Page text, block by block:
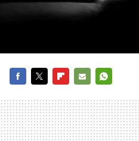
MAIL